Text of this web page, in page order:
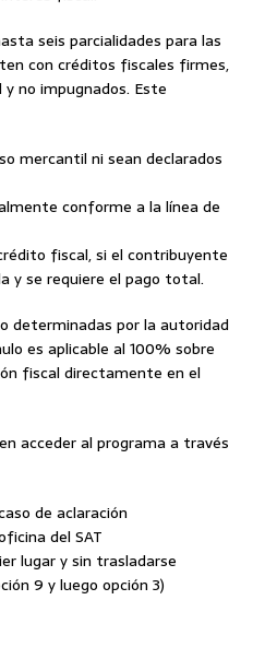
seis parcialidades para las
con créditos fiscales firmes,
no impugnados. Este
mercantil ni sean declarados
conforme a la línea de
fiscal, si el contribuyente
y se requiere el pago total.
determinadas por la autoridad
es aplicable al 100% sobre
fiscal directamente en el
acceder al programa a través
de aclaración
del SAT
lugar y sin trasladarse
9 y luego opción 3)